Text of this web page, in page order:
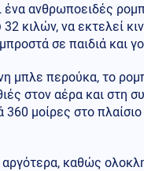
ένα ανθρωποειδές
κιλών, να εκτελεί
σε παιδιά και
μπλε περούκα, το
στον αέρα και στη
360 μοίρες στο
καθώς